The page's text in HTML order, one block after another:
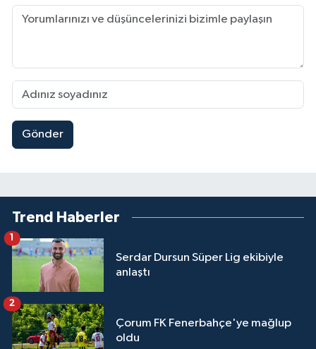
Gönder
Trend Haberler
Serdar Dursun Süper Lig ekibiyle
anlaştı
1
Çorum FK Fenerbahçe'ye mağlup
oldu
2